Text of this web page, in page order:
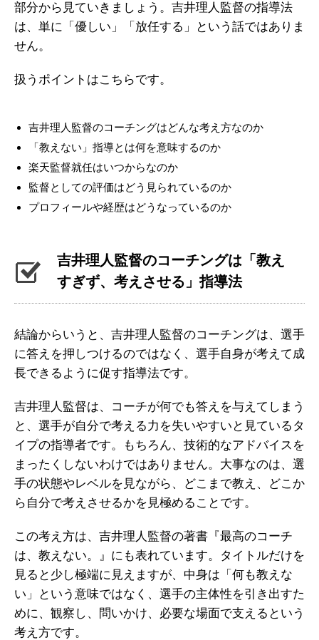
部分から見ていきましょう。吉井理人監督の指導法
は、単に「優しい」「放任する」という話ではありま
せん。
扱うポイントはこちらです。
吉井理人監督のコーチングはどんな考え方なのか
「教えない」指導とは何を意味するのか
楽天監督就任はいつからなのか
監督としての評価はどう見られているのか
プロフィールや経歴はどうなっているのか
吉井理人監督のコーチングは「教え
すぎず、考えさせる」指導法
結論からいうと、吉井理人監督のコーチングは、選手
に答えを押しつけるのではなく、選手自身が考えて成
長できるように促す指導法です。
吉井理人監督は、コーチが何でも答えを与えてしまう
と、選手が自分で考える力を失いやすいと見ているタ
イプの指導者です。もちろん、技術的なアドバイスを
まったくしないわけではありません。大事なのは、選
手の状態やレベルを見ながら、どこまで教え、どこか
ら自分で考えさせるかを見極めることです。
この考え方は、吉井理人監督の著書『最高のコーチ
は、教えない。』にも表れています。タイトルだけを
見ると少し極端に見えますが、中身は「何も教えな
い」という意味ではなく、選手の主体性を引き出すた
めに、観察し、問いかけ、必要な場面で支えるという
考え方です。